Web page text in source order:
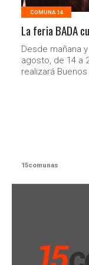
COMUNA 14
La feria BADA
Desde mañana
agosto, de 14 a
realizará
15comunas